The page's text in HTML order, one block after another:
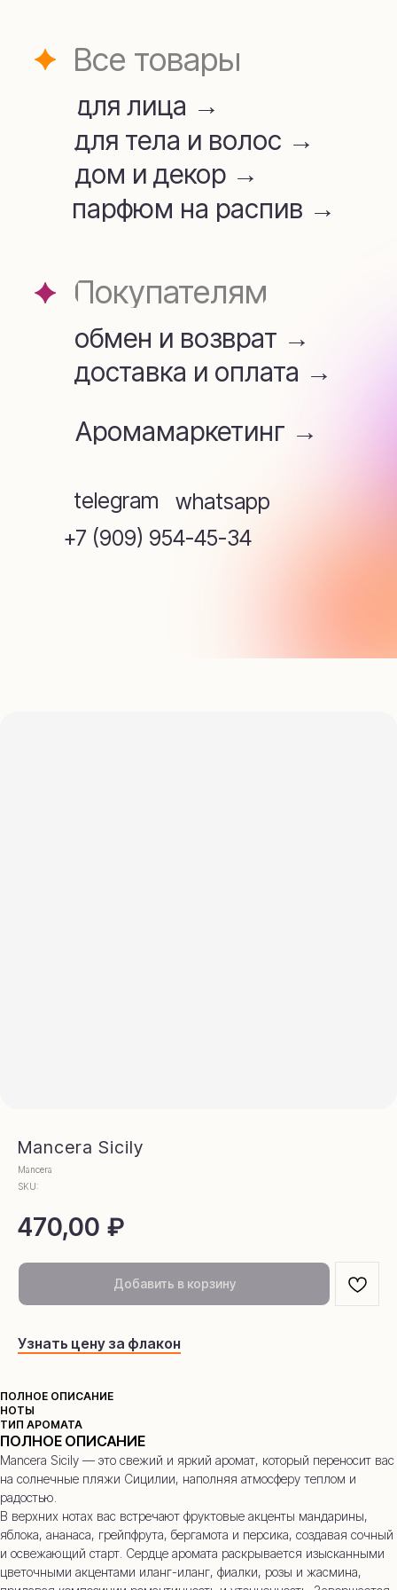
для тела и волос →
дом и декор →
парфюм на распив →
обмен и возврат →
Покупателям
telegram
whatsapp
+7 (909) 954-45-34
Аромамаркетинг →
Mancera Sicily
Mancera
SKU:
470,00 ₽
Добавить в корзину
Узнать цену за флакон
ПОЛНОЕ ОПИСАНИЕ
НОТЫ
ТИП АРОМАТА
ПОЛНОЕ ОПИСАНИЕ
Mancera Sicily — это свежий и яркий аромат, который переносит вас
на солнечные пляжи Сицилии, наполняя атмосферу теплом и
радостью.
В верхних нотах вас встречают фруктовые акценты мандарины,
яблока, ананаса, грейпфрута, бергамота и персика, создавая сочный
и освежающий старт. Сердце аромата раскрывается изысканными
цветочными акцентами иланг-иланг, фиалки, розы и жасмина,